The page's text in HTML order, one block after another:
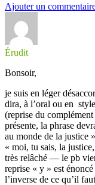
Ajouter un
Érudit
Bonsoir,
je suis en léger
dira, à l’oral ou en
(reprise du
présente, la phrase
au monde de la justice
« moi, tu sais, la
très relâché — le pb
reprise « y » est
l’inverse de ce qu’il